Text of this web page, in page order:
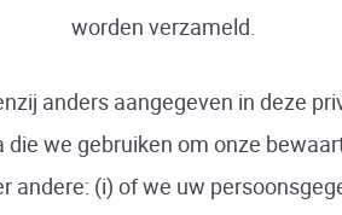
worden verzameld.
anders aangegeven in deze
die we gebruiken om onze
andere: (i) of we uw